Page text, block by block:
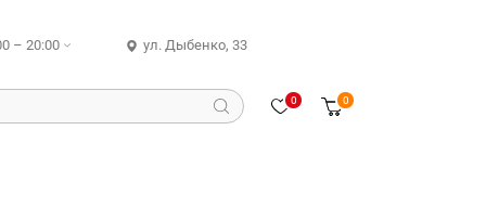
– 20:00 ул. Дыбенко, 33
0 0